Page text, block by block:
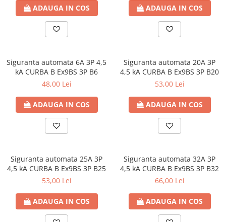
ADAUGA IN COS ADAUGA IN COS
Siguranta automata 6A 3P 4,5
kA CURBA B Ex9BS 3P B6
48,00 Lei
ADAUGA IN COS
Siguranta automata 20A 3P
4,5 kA CURBA B Ex9BS 3P B20
53,00 Lei
ADAUGA IN COS
Siguranta automata 25A 3P
4,5 kA CURBA B Ex9BS 3P B25
53,00 Lei
ADAUGA IN COS
Siguranta automata 32A 3P
4,5 kA CURBA B Ex9BS 3P B32
66,00 Lei
ADAUGA IN COS